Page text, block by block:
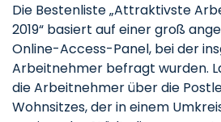
Die Bestenliste „Attraktivste
2019“ basiert auf einer groß
Online-Access-Panel, bei der
Arbeitnehmer befragt wurden.
die Arbeitnehmer über die
Wohnsitzes, der in einem